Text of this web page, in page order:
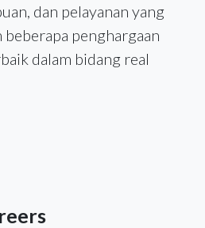
dan pelayanan yang
penghargaan
dalam bidang real